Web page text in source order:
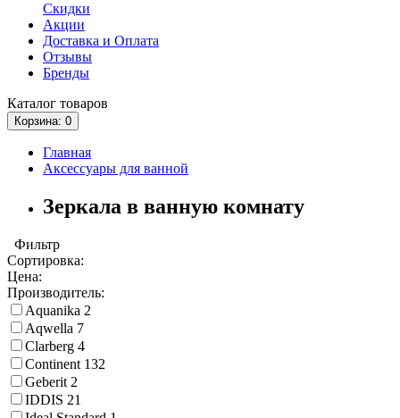
Скидки
Акции
Доставка и Оплата
Отзывы
Бренды
Каталог товаров
Корзина: 0
Главная
Аксессуары для ванной
Зеркала в ванную комнату
Фильтр
Сортировка:
Цена:
Производитель:
Aquanika 2
Aqwella 7
Clarberg 4
Continent 132
Geberit 2
IDDIS 21